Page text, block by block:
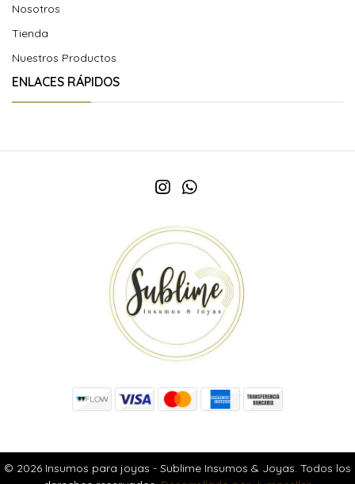
Nosotros
Tienda
Nuestros Productos
ENLACES RÁPIDOS
© 2026 Insumos para joyas - Sublime Insumos & Joyas. Todos los